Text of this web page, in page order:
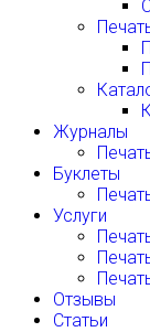
Журналы
Буклеты
Услуги
Отзывы
Статьи